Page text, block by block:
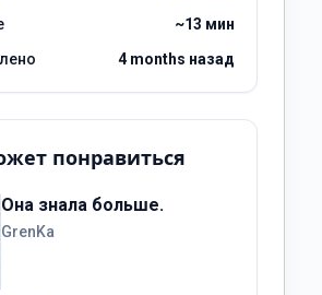
~13 мин
4 months назад
понравиться
Она знала больше.
GrenKa